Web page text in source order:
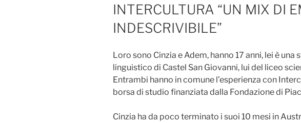
INTERCULTURA “UN MIX DI
INDESCRIVIBILE”
Loro sono Cinzia e Adem, hanno 17 anni, lei è una
linguistico di Castel San Giovanni, lui del liceo
Entrambi hanno in comune l’esperienza con
borsa di studio finanziata dalla Fondazione di
Cinzia ha da poco terminato i suoi 10 mesi in